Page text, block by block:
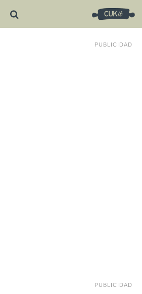
PUBLICIDAD
PUBLICIDAD